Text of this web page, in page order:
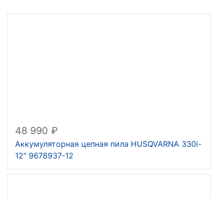
48 990
Аккумуляторная цепная пила HUSQVARNA 330i-
12" 9678937-12